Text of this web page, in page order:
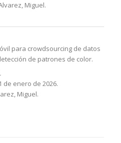
Miguel.
para crowdsourcing de datos
de patrones de color.
de enero de 2026.
Miguel.